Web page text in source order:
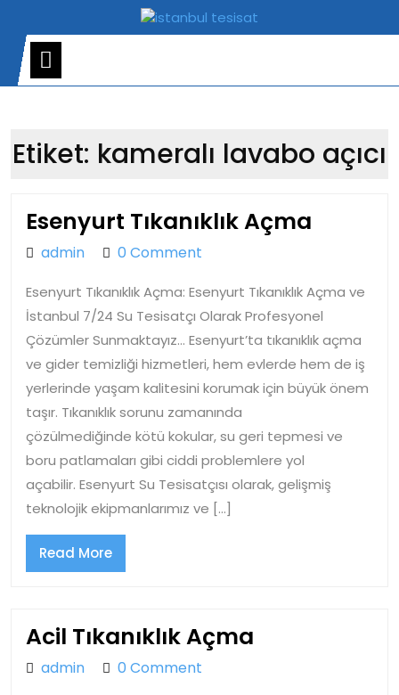
content
Etiket: kameralı lavabo açıcı
Esenyurt Tıkanıklık Açma
adminadmin0 Comment
Esenyurt Tıkanıklık Açma: Esenyurt Tıkanıklık Açma ve
İstanbul 7/24 Su Tesisatçı Olarak Profesyonel
Çözümler Sunmaktayız… Esenyurt’ta tıkanıklık açma
ve gider temizliği hizmetleri, hem evlerde hem de iş
yerlerinde yaşam kalitesini korumak için büyük önem
taşır. Tıkanıklık sorunu zamanında
çözülmediğinde kötü kokular, su geri tepmesi ve
boru patlamaları gibi ciddi problemlere yol
açabilir. Esenyurt Su Tesisatçısı olarak, gelişmiş
teknolojik ekipmanlarımız ve […]
Read MoreRead
More
Acil Tıkanıklık Açma
adminadmin0 Comment